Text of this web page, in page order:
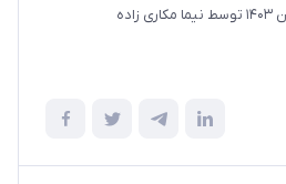
توسط نیما مکاری زاده